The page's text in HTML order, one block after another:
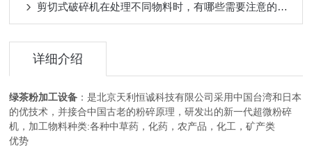
剪切式破碎机在处理不同物料时，有哪些需要注意的地方？
详细介绍
绿茶粉加工设备 ：是北京天利恒诚科技有限公司采用中国台湾和日本
的优技术，并接合中国古老的粉碎原理，研发出的新一代超微粉碎
机，加工物料种类:各种中草药，化药，农产品，化工，矿产类
优势